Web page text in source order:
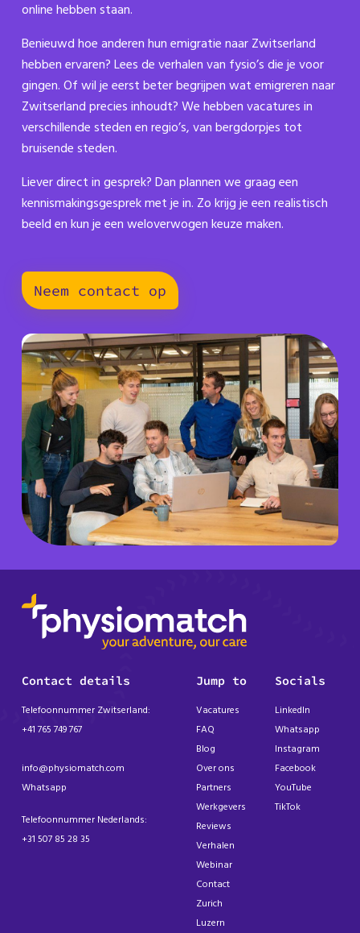
online hebben staan.
Benieuwd hoe anderen hun emigratie naar Zwitserland
hebben ervaren? Lees de verhalen van fysio’s die je voor
gingen. Of wil je eerst beter begrijpen wat emigreren naar
Zwitserland precies inhoudt? We hebben vacatures in
verschillende steden en regio’s, van bergdorpjes tot
bruisende steden.
Liever direct in gesprek? Dan plannen we graag een
kennismakingsgesprek met je in. Zo krijg je een realistisch
beeld en kun je een weloverwogen keuze maken.
Neem contact op
Contact details
Telefoonnummer Zwitserland:
+41 765 749 767
info@physiomatch.com
Whatsapp
Telefoonnummer Nederlands:
+31 507 85 28 35
Jump to
Vacatures
FAQ
Blog
Over ons
Partners
Werkgevers
Reviews
Verhalen
Webinar
Contact
Zurich
Luzern
Socials
LinkedIn
Whatsapp
Instagram
Facebook
YouTube
TikTok